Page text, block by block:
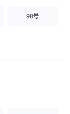
98号